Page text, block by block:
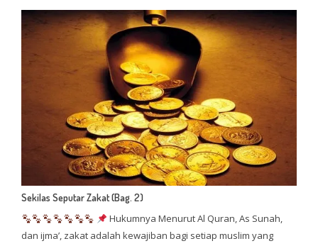
Sekilas Seputar Zakat (Bag. 2)
Hukumnya Menurut Al Quran, As Sunah,
dan ijma’, zakat adalah kewajiban bagi setiap muslim yang